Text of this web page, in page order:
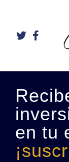
en tu